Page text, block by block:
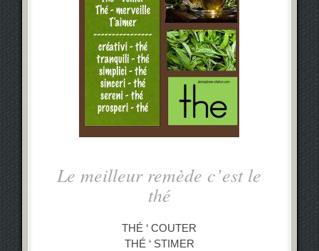
Le meilleur remède c’est le
thé
THÉ ‘ COUTER
THÉ ‘ STIMER